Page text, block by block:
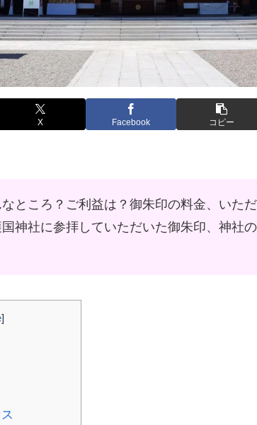
X Facebook コピー
ところ？ご利益は？御朱印の料金、いた
神社に参拝していただいた御朱印、神社
]